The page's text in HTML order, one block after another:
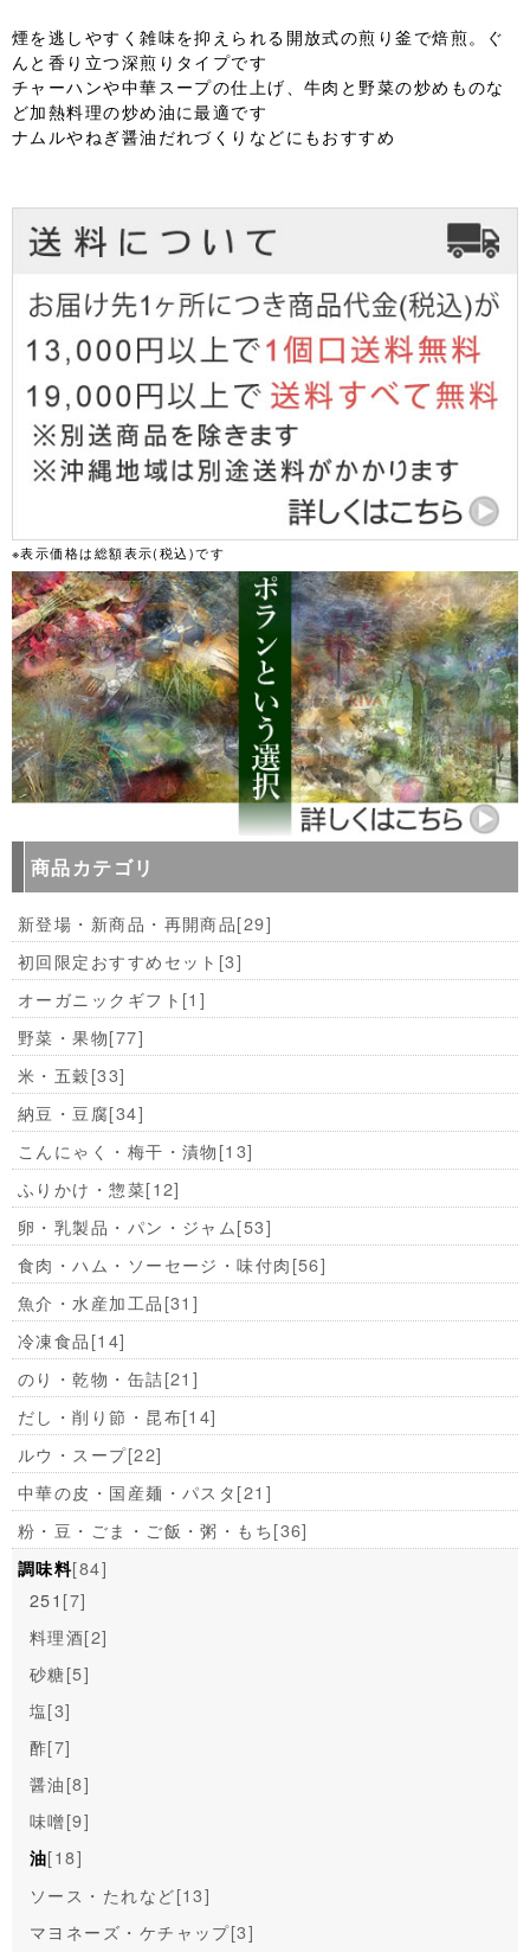
煙を逃しやすく雑味を抑えられる開放式の煎り釜で焙煎。ぐ
んと香り立つ深煎りタイプです
チャーハンや中華スープの仕上げ、牛肉と野菜の炒めものな
ど加熱料理の炒め油に最適です
ナムルやねぎ醤油だれづくりなどにもおすすめ
※表示価格は総額表示(税込)です
商品カテゴリ
新登場・新商品・再開商品[29]
初回限定おすすめセット [3]
オーガニックギフト [1]
野菜・果物[77]
米・五穀[33]
納豆・豆腐[34]
こんにゃく・梅干・漬物[13]
ふりかけ・惣菜[12]
卵・乳製品・パン・ジャム[53]
食肉・ハム・ソーセージ・味付肉[56]
魚介・水産加工品[31]
冷凍食品[14]
のり・乾物・缶詰[21]
だし・削り節・昆布[14]
ルウ・スープ[22]
中華の皮・国産麺・パスタ[21]
粉・豆・ごま・ご飯・粥・もち[36]
調味料[84]
251 [7]
料理酒[2]
砂糖[5]
塩[3]
酢[7]
醤油[8]
味噌[9]
油[18]
ソース・たれなど[13]
マヨネーズ・ケチャップ[3]